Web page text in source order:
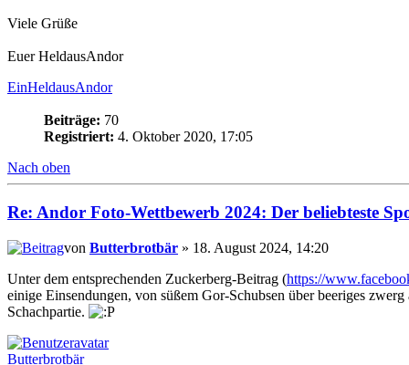
Viele Grüße
Euer HeldausAndor
EinHeldausAndor
Beiträge: 70
Registriert: 4. Oktober 2020, 17:05
Nach oben
Re: Andor Foto-Wettbewerb 2024: Der beliebteste
von Butterbrotbär » 18. August 2024, 14:20
Unter dem entsprechenden Zuckerberg-Beitrag (https://
einige Einsendungen, von süßem Gor-Schubsen über beeriges
Schachpartie.
Butterbrotbär